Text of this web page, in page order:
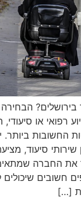
הבחירה
רפואי או
החשובות ביותר.
שירותי סיעוד,
את החברה
חשובים
[…]